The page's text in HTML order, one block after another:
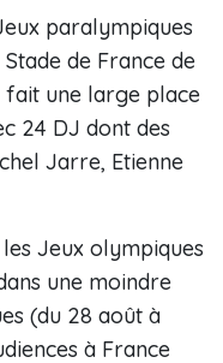
paralympiques
de France de
fait une large place
24 DJ dont des
Jarre, Etienne
Jeux olympiques
une moindre
(du 28 août à
à France